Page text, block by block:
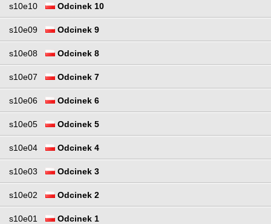
s10e10 Odcinek 10
s10e09 Odcinek 9
s10e08 Odcinek 8
s10e07 Odcinek 7
s10e06 Odcinek 6
s10e05 Odcinek 5
s10e04 Odcinek 4
s10e03 Odcinek 3
s10e02 Odcinek 2
s10e01 Odcinek 1